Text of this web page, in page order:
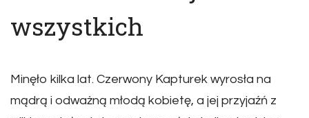
wszystkich
Minęło kilka lat. Czerwony Kapturek wyrosła na
mądrą i odważną młodą kobietę, a jej przyjaźń z